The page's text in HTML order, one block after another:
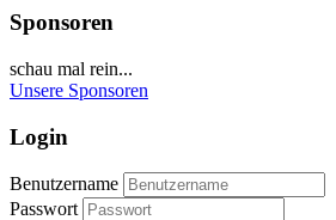
Sponsoren
schau mal rein...
Unsere Sponsoren
Login
Benutzername
Passwort